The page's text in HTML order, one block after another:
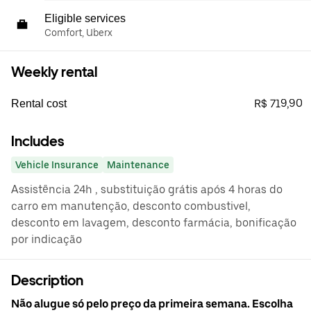
Eligible services
Comfort, Uberx
Weekly rental
Rental cost R$ 719,90
Includes
Vehicle Insurance Maintenance
Assistência 24h , substituição grátis após 4 horas do
carro em manutenção, desconto combustivel,
desconto em lavagem, desconto farmácia, bonificação
por indicação
Description
Não alugue só pelo preço da primeira semana. Escolha